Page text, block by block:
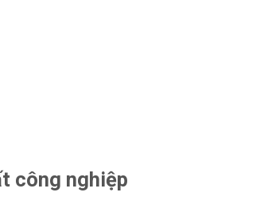
công nghiệp